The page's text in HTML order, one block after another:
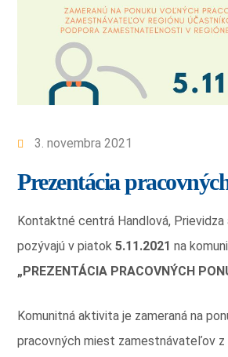
3. novembra 2021
Prezentácia
Kontaktné centrá Handlová, Prievidza
pozývajú v piatok5.11.2021 na
„PREZENTÁCIA PRACOVNÝCH
Komunitná aktivita je zameraná na
pracovných miest zamestnávateľov z